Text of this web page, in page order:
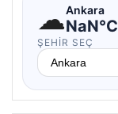
☁Ankara
NaN°C
ŞEHIR SEÇ